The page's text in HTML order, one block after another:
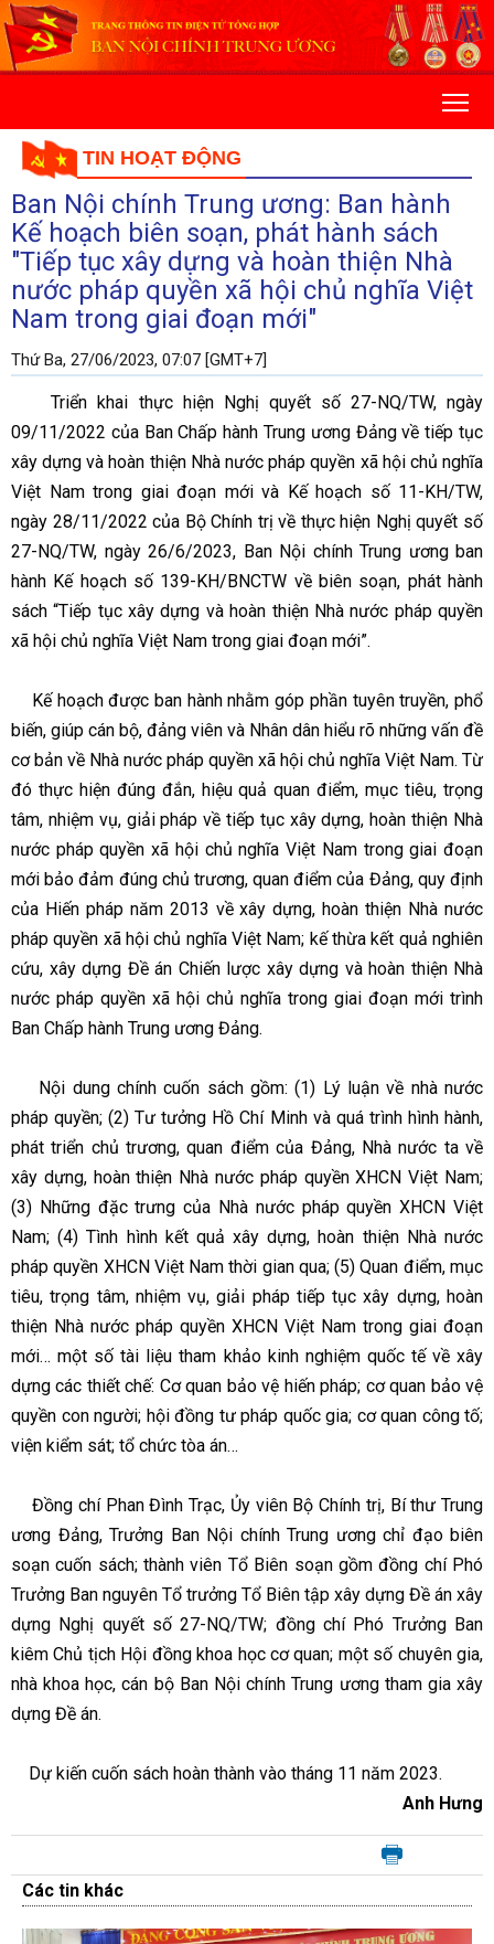
TIN HOẠT ĐỘNG
Ban Nội chính Trung ương: Ban hành
Kế hoạch biên soạn, phát hành sách
"Tiếp tục xây dựng và hoàn thiện Nhà
nước pháp quyền xã hội chủ nghĩa Việt
Nam trong giai đoạn mới"
Thứ Ba, 27/06/2023, 07:07 [GMT+7]
Triển khai thực hiện Nghị quyết số 27-NQ/TW, ngày
09/11/2022 của Ban Chấp hành Trung ương Đảng về tiếp tục
xây dựng và hoàn thiện Nhà nước pháp quyền xã hội chủ nghĩa
Việt Nam trong giai đoạn mới và Kế hoạch số 11-KH/TW,
ngày 28/11/2022 của Bộ Chính trị về thực hiện Nghị quyết số
27-NQ/TW, ngày 26/6/2023, Ban Nội chính Trung ương ban
hành Kế hoạch số 139-KH/BNCTW về biên soạn, phát hành
sách “Tiếp tục xây dựng và hoàn thiện Nhà nước pháp quyền
xã hội chủ nghĩa Việt Nam trong giai đoạn mới”.
Kế hoạch được ban hành nhằm góp phần tuyên truyền, phổ
biến, giúp cán bộ, đảng viên và Nhân dân hiểu rõ những vấn đề
cơ bản về Nhà nước pháp quyền xã hội chủ nghĩa Việt Nam. Từ
đó thực hiện đúng đắn, hiệu quả quan điểm, mục tiêu, trọng
tâm, nhiệm vụ, giải pháp về tiếp tục xây dựng, hoàn thiện Nhà
nước pháp quyền xã hội chủ nghĩa Việt Nam trong giai đoạn
mới bảo đảm đúng chủ trương, quan điểm của Đảng, quy định
của Hiến pháp năm 2013 về xây dựng, hoàn thiện Nhà nước
pháp quyền xã hội chủ nghĩa Việt Nam; kế thừa kết quả nghiên
cứu, xây dựng Đề án Chiến lược xây dựng và hoàn thiện Nhà
nước pháp quyền xã hội chủ nghĩa trong giai đoạn mới trình
Ban Chấp hành Trung ương Đảng.
Nội dung chính cuốn sách gồm: (1) Lý luận về nhà nước
pháp quyền; (2) Tư tưởng Hồ Chí Minh và quá trình hình hành,
phát triển chủ trương, quan điểm của Đảng, Nhà nước ta về
xây dựng, hoàn thiện Nhà nước pháp quyền XHCN Việt Nam;
(3) Những đặc trưng của Nhà nước pháp quyền XHCN Việt
Nam; (4) Tình hình kết quả xây dựng, hoàn thiện Nhà nước
pháp quyền XHCN Việt Nam thời gian qua; (5) Quan điểm, mục
tiêu, trọng tâm, nhiệm vụ, giải pháp tiếp tục xây dựng, hoàn
thiện Nhà nước pháp quyền XHCN Việt Nam trong giai đoạn
mới… một số tài liệu tham khảo kinh nghiệm quốc tế về xây
dựng các thiết chế: Cơ quan bảo vệ hiến pháp; cơ quan bảo vệ
quyền con người; hội đồng tư pháp quốc gia; cơ quan công tố;
viện kiểm sát; tổ chức tòa án…
Đồng chí Phan Đình Trạc, Ủy viên Bộ Chính trị, Bí thư Trung
ương Đảng, Trưởng Ban Nội chính Trung ương chỉ đạo biên
soạn cuốn sách; thành viên Tổ Biên soạn gồm đồng chí Phó
Trưởng Ban nguyên Tổ trưởng Tổ Biên tập xây dựng Đề án xây
dựng Nghị quyết số 27-NQ/TW; đồng chí Phó Trưởng Ban
kiêm Chủ tịch Hội đồng khoa học cơ quan; một số chuyên gia,
nhà khoa học, cán bộ Ban Nội chính Trung ương tham gia xây
dựng Đề án.
Dự kiến cuốn sách hoàn thành vào tháng 11 năm 2023.
Anh Hưng
Các tin khác